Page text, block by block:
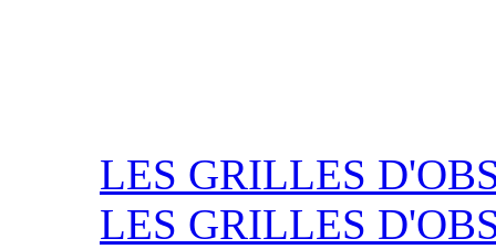
LES GRILLES
LES GRILLES